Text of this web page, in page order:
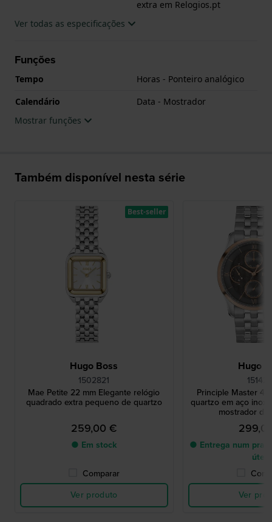
extra em Relogios.pt
Ver todas as especificações
Funções
Tempo
Horas - Ponteiro analógico
Calendário
Data - Mostrador
Mostrar funções
Também disponível nesta série
Hugo Boss
1502821
Mae Petite 22 mm Elegante relógio
quadrado extra pequeno de quartzo
259,00 €
● Em stock
Comparar
Ver produto
Best-seller
Hugo
Principle Master
quartzo em aço
mostrador
● Entrega num
úteis
Ver